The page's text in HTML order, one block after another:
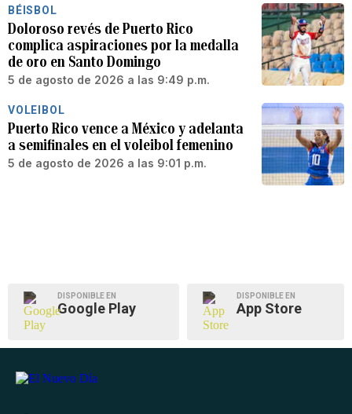
BÉISBOL
Doloroso revés de Puerto Rico
complica aspiraciones por la medalla
de oro en Santo Domingo
5 de agosto de 2026 a las 9:49 p.m.
VOLEIBOL
Puerto Rico vence a México y adelanta
a semifinales en el voleibol femenino
5 de agosto de 2026 a las 9:01 p.m.
DISPONIBLE EN
Google Play
DISPONIBLE EN
App Store